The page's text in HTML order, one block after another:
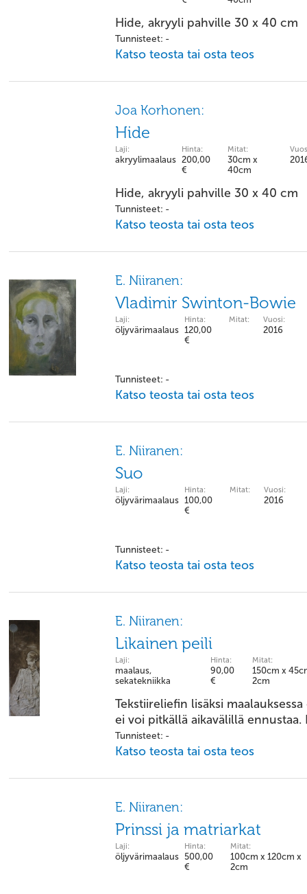
Hide, akryyli pahville 30 x 40 cm
Tunnisteet: -
Katso teosta tai osta teos
Joa Korhonen:
Hide
Laji:
akryylimaalaus
Hinta:
200,00
€
Mitat:
30cm x
40cm
Hide, akryyli pahville 30 x 40 cm
Tunnisteet: -
Katso teosta tai osta teos
E. Niiranen:
Vladimir Swinton-Bowie
Laji:
öljyvärimaalaus
Hinta:
120,00
€
Mitat: Vuosi:
2016
Tunnisteet: -
Katso teosta tai osta teos
E. Niiranen:
Suo
Laji:
öljyvärimaalaus
Hinta:
100,00
€
Mitat: Vuosi:
2016
Tunnisteet: -
Katso teosta tai osta teos
E. Niiranen:
Likainen peili
Laji:
maalaus,
sekatekniikka
Hinta:
90,00
€
Mitat:
150cm x
2cm
Tekstiireliefin lisäksi
ei voi pitkällä aikavälillä
Tunnisteet: -
Katso teosta tai osta teos
E. Niiranen:
Prinssi ja matriarkat
Laji:
öljyvärimaalaus
Hinta:
500,00
€
Mitat:
100cm x 120cm x
2cm